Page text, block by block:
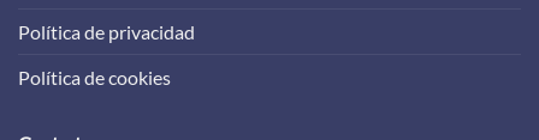
Política de privacidad
Política de cookies